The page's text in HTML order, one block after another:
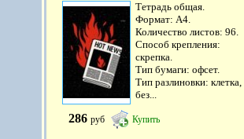
Тетрадь общая.
Формат: А4.
Количество листов: 96.
Способ крепления:
скрепка.
Тип бумаги: офсет.
Тип разлиновки: клетка,
без...
286 руб Купить